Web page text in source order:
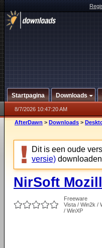
Startpagina Downloads
8/7/2026 10:47:20 AM
AfterDawn > Downloads >
Dit is een oude
versie)
NirSoft
Freeware
Vista / Win2k /
/ WinXP